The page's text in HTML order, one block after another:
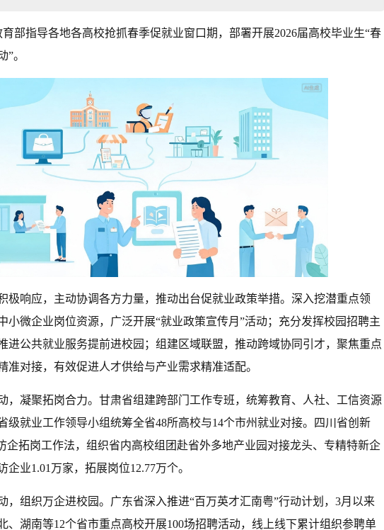
部指导各地各高校抢抓春季促就业窗口期，部署开展2026届高校毕业生“春
”。
极响应，主动协调各方力量，推动出台促就业政策举措。深入挖潜重点领
小微企业岗位资源，广泛开展“就业政策宣传月”活动；充分发挥校园招聘主
进公共就业服务提前进校园；组建区域联盟，推动跨域协同引才，聚焦重点
准对接，有效促进人才供给与产业需求精准适配。
，凝聚拓岗合力。甘肃省组建跨部门工作专班，统筹教育、人社、工信资源
级就业工作领导小组统筹全省48所高校与14个市州就业对接。四川省创新
企拓岗工作法，组织省内高校组团赴省外多地产业园对接龙头、专精特新企
企业1.01万家，拓展岗位12.77万个。
，组织万企进校园。广东省深入推进“百万英才汇南粤”行动计划，3月以来
、湖南等12个省市重点高校开展100场招聘活动，线上线下累计组织参聘单